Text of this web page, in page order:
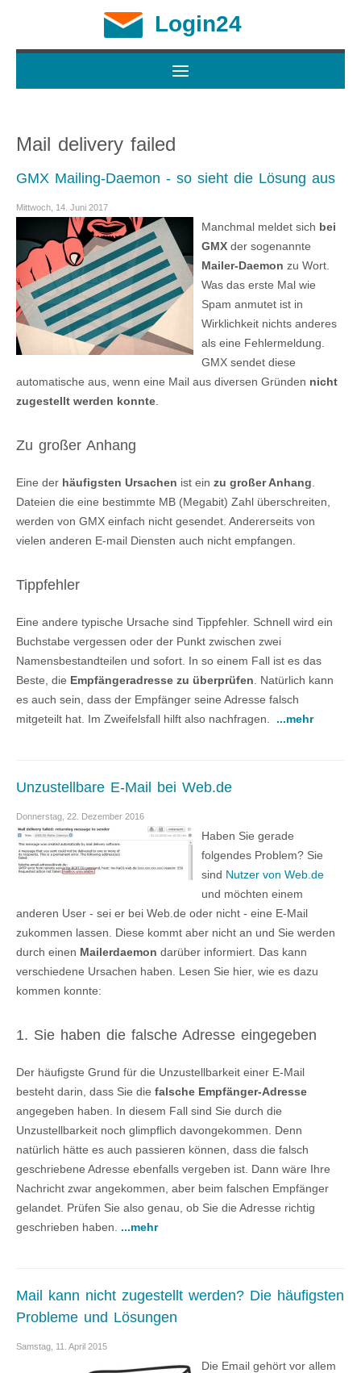
Login24
Mail delivery failed
GMX Mailing-Daemon - so sieht die Lösung aus
Mittwoch, 14. Juni 2017
Manchmal meldet sich bei
GMX der sogenannte
Mailer-Daemon zu Wort.
Was das erste Mal wie
Spam anmutet ist in
Wirklichkeit nichts anderes
als eine Fehlermeldung.
GMX sendet diese
automatische aus, wenn eine Mail aus diversen Gründen nicht
zugestellt werden konnte
Zu großer Anhang
Eine der häufigsten Ursachen ist ein zu großer Anhang
Dateien die eine bestimmte MB (Megabit) Zahl überschreiten,
werden von GMX einfach nicht gesendet. Andererseits von
vielen anderen E-mail Diensten auch nicht empfangen.
Tippfehler
Eine andere typische Ursache sind Tippfehler. Schnell wird ein
Buchstabe vergessen oder der Punkt zwischen zwei
Namensbestandteilen und sofort. In so einem Fall ist es das
Beste, die Empfängeradresse zu überprüfen . Natürlich kann
es auch sein, dass der Empfänger seine Adresse falsch
mitgeteilt hat. Im Zweifelsfall hilft also nachfragen. ...mehr
Unzustellbare E-Mail bei Web.de
Donnerstag, 22. Dezember 2016
Haben Sie gerade
folgendes Problem? Sie
sind Nutzer von Web.de
und möchten einem
anderen User - sei er bei Web.de oder nicht - eine E-Mail
zukommen lassen. Diese kommt aber nicht an und Sie werden
durch einen Mailerdaemon darüber informiert. Das kann
verschiedene Ursachen haben. Lesen Sie hier, wie es dazu
kommen konnte:
1. Sie haben die falsche Adresse eingegeben
Der häufigste Grund für die Unzustellbarkeit einer E-Mail
besteht darin, dass Sie die falsche Empfänger-Adresse
angegeben haben. In diesem Fall sind Sie durch die
Unzustellbarkeit noch glimpflich davongekommen. Denn
natürlich hätte es auch passieren können, dass die falsch
geschriebene Adresse ebenfalls vergeben ist. Dann wäre Ihre
Nachricht zwar angekommen, aber beim falschen Empfänger
gelandet. Prüfen Sie also genau, ob Sie die Adresse richtig
geschrieben haben. ...mehr
Mail kann nicht zugestellt werden? Die häufigsten
Probleme und Lösungen
Samstag, 11. April 2015
Die Email gehört vor allem